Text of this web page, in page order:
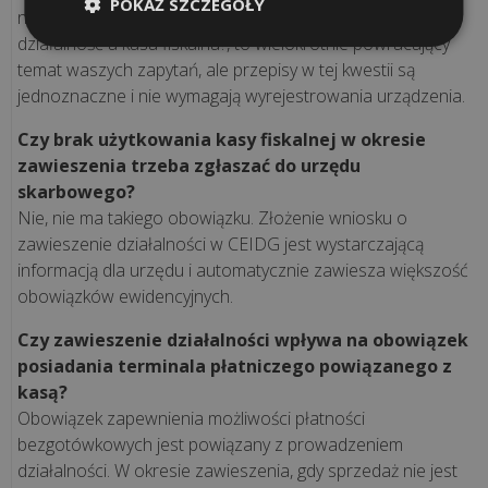
co
się
na
niego
skład...
Korzyści
z
aplikacji
POSbistro
na
urządzeniach
mobilnych
wszystkie
artykuły
nie wymaga wyrejestrowania kasy. ?Zawieszona
działalność a kasa fiskalna?, to wielokrotnie powracający
temat waszych zapytań, ale przepisy w tej kwestii są
jednoznaczne i nie wymagają wyrejestrowania urządzenia.
Czy brak użytkowania kasy fiskalnej w okresie
zawieszenia trzeba zgłaszać do urzędu
skarbowego?
Nie, nie ma takiego obowiązku. Złożenie wniosku o
zawieszenie działalności w CEIDG jest wystarczającą
informacją dla urzędu i automatycznie zawiesza większość
obowiązków ewidencyjnych.
Czy zawieszenie działalności wpływa na obowiązek
posiadania terminala płatniczego powiązanego z
kasą?
Obowiązek zapewnienia możliwości płatności
bezgotówkowych jest powiązany z prowadzeniem
działalności. W okresie zawieszenia, gdy sprzedaż nie jest
POKAŻ SZCZEGÓŁY